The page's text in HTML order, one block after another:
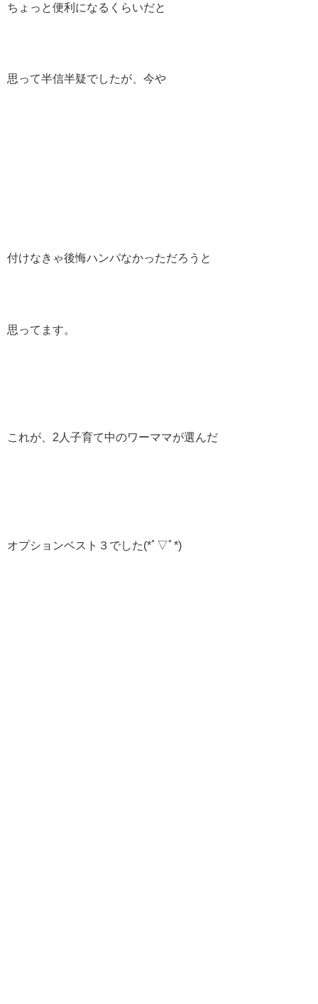
ちょっと便利になるくらいだと
思って半信半疑でしたが、今や
付けなきゃ後悔ハンパなかっただろうと
思ってます。
これが、2人子育て中のワーママが選んだ
オプションベスト３でした(*ﾟ▽ﾟ*)